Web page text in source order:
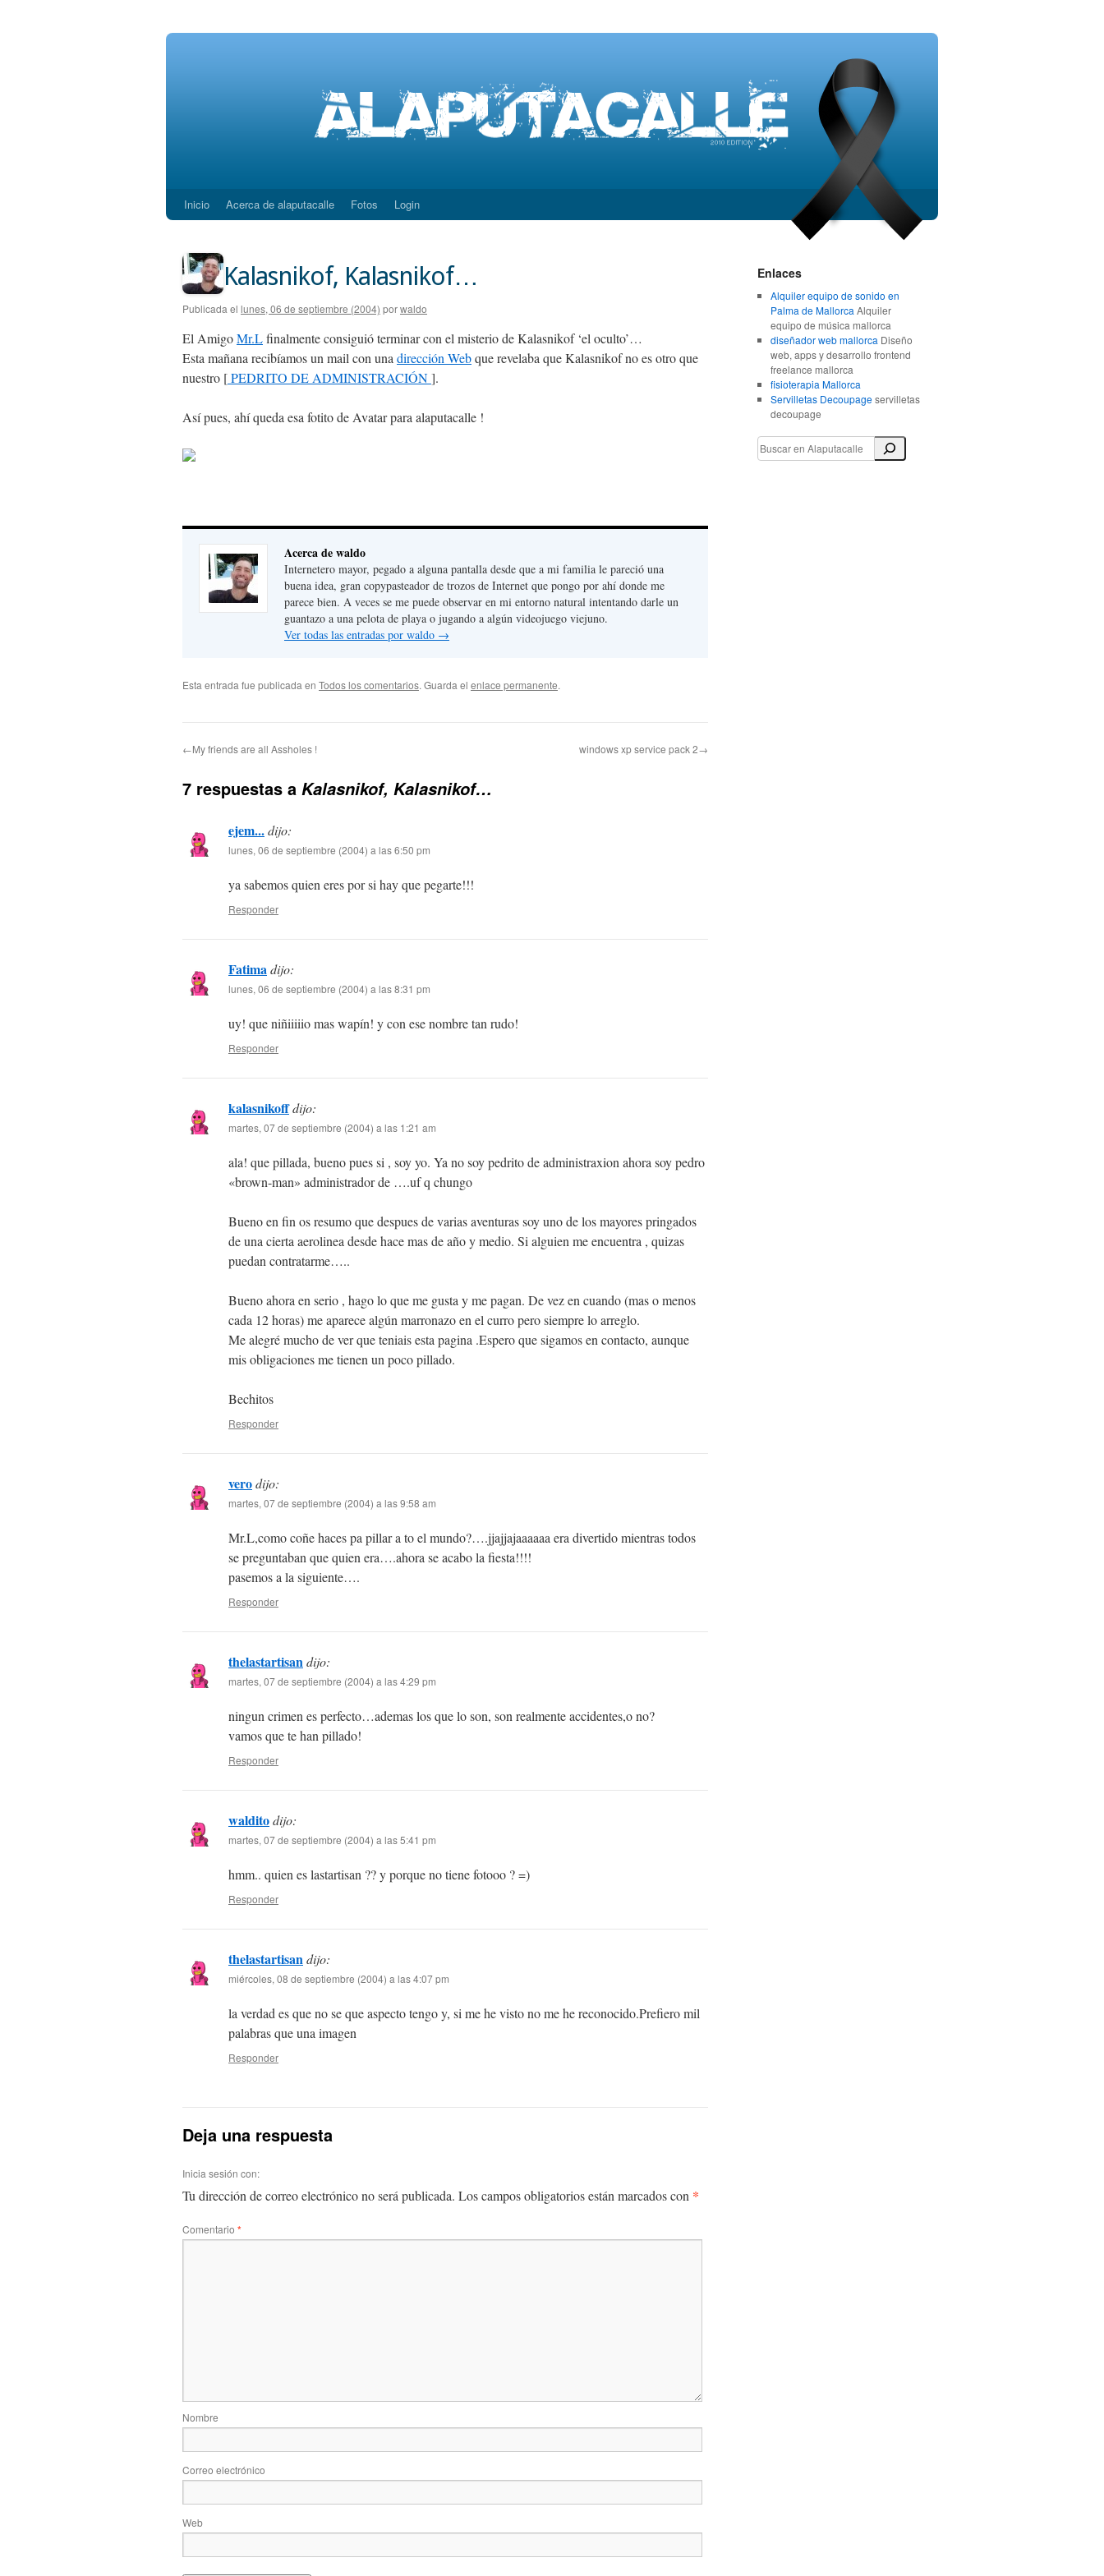
Saltar
contenido
Inicio Acerca de alaputacalle Fotos Login
Kalasnikof, Kalasnikof…
Publicada el lunes, 06 de septiembre (2004) porwaldo
El AmigoMr.Lfinalmente consiguió terminar con el misterio de Kalasnikof ‘el oculto’…
Esta mañana recibíamos un mail con una dirección Webque revelaba que Kalasnikof no es otro que
nuestro [PEDRITO DE ADMINISTRACIÓN].
Así pues, ahí queda esa fotito de Avatar para alaputacalle !
Acerca de waldo
Internetero mayor, pegado a alguna pantalla desde que a mi familia le pareció una
buena idea, gran copypasteador de trozos de Internet que pongo por ahí donde me
parece bien. A veces se me puede observar en mi entorno natural intentando darle un
guantazo a una pelota de playa o jugando a algún videojuego viejuno.
Ver todas las entradas por waldo →
Esta entrada fue publicada en Todos los comentarios. Guarda el enlace permanente.
←My friends are all Assholes ! windows xp service pack 2→
7 respuestas a Kalasnikof, Kalasnikof…
ejem...dijo:
lunes, 06 de septiembre (2004) a las 6:50 pm
ya sabemos quien eres por si hay que pegarte!!!
Responder
Fatimadijo:
lunes, 06 de septiembre (2004) a las 8:31 pm
uy! que niñiiiiio mas wapín! y con ese nombre tan rudo!
Responder
kalasnikoffdijo:
martes, 07 de septiembre (2004) a las 1:21 am
ala! que pillada, bueno pues si , soy yo. Ya no soy pedrito de administraxion ahora soy pedro
«brown-man» administrador de ….uf q chungo
Bueno en fin os resumo que despues de varias aventuras soy uno de los mayores pringados
de una cierta aerolinea desde hace mas de año y medio. Si alguien me encuentra , quizas
puedan contratarme…..
Bueno ahora en serio , hago lo que me gusta y me pagan. De vez en cuando (mas o menos
cada 12 horas) me aparece algún marronazo en el curro pero siempre lo arreglo.
Me alegré mucho de ver que teniais esta pagina .Espero que sigamos en contacto, aunque
mis obligaciones me tienen un poco pillado.
Bechitos
Responder
verodijo:
martes, 07 de septiembre (2004) a las 9:58 am
Mr.L,como coñe haces pa pillar a to el mundo?….jjajjajaaaaaa era divertido mientras todos
se preguntaban que quien era….ahora se acabo la fiesta!!!!
pasemos a la siguiente….
Responder
thelastartisandijo:
martes, 07 de septiembre (2004) a las 4:29 pm
ningun crimen es perfecto…ademas los que lo son, son realmente accidentes,o no?
vamos que te han pillado!
Responder
walditodijo:
martes, 07 de septiembre (2004) a las 5:41 pm
hmm.. quien es lastartisan ?? y porque no tiene fotooo ? =)
Responder
thelastartisandijo:
miércoles, 08 de septiembre (2004) a las 4:07 pm
la verdad es que no se que aspecto tengo y, si me he visto no me he reconocido.Prefiero mil
palabras que una imagen
Responder
Deja una respuesta
Inicia sesión con:
Tu dirección de correo electrónico no será publicada. Los campos obligatorios están marcados con *
Comentario *
Nombre
Correo electrónico
Web
Enlaces
Alquiler equipo de sonido en
Palma de Mallorca Alquiler
equipo de música mallorca
diseñador web mallorca Diseño
web, apps y desarrollo frontend
freelance mallorca
fisioterapia Mallorca
Servilletas Decoupageservilletas
decoupage